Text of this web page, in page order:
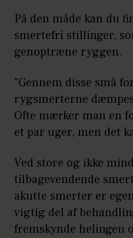
Nemmere version:
Læn dig mod en
side af din krop.
placer rygsøjlen
sådan måde, at
smertefri.
3. Stå på alle fire.
direkte under dine
knæ under dine
stilling, der ikke
det ene ben lige
modsatte arm lige
På den måde kan du
smertefri stillinger,
genoptræne ryggen.
"Gennem disse små
rygsmerterne
Ofte mærker man en
et par uger, men det
Ved store og ikke
tilbagevendende
akutte smerter er
vigtig del af
fremskynde helingen